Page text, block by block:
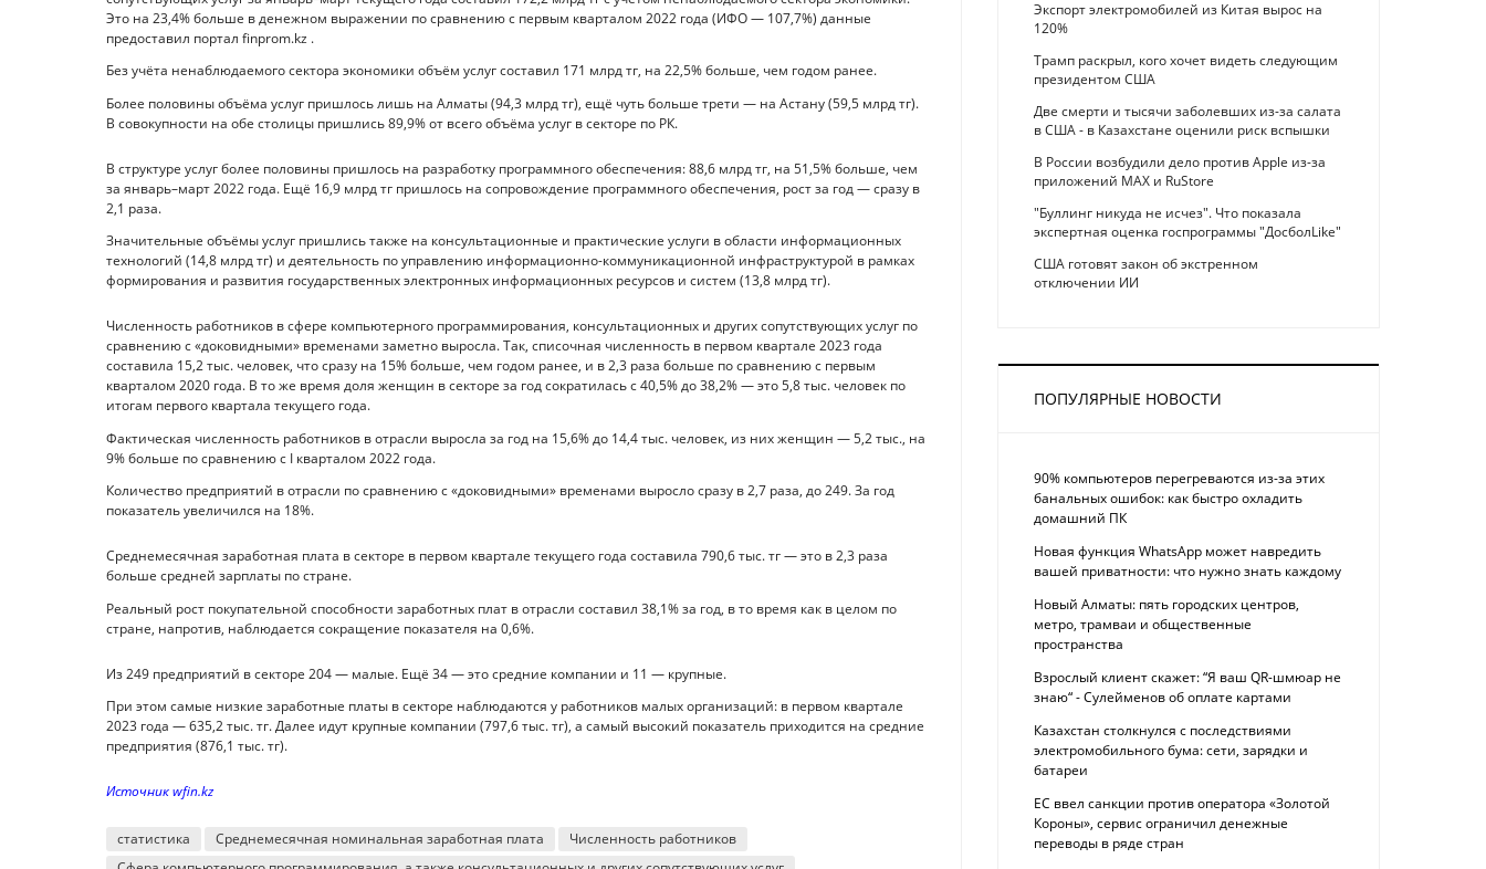
Это на 23,4% больше в денежном выражении по сравнению с первым кварталом 2022 года (ИФО — 107,7%) данные
предоставил портал finprom.kz .
Без учёта ненаблюдаемого сектора экономики объём услуг составил 171 млрд тг, на 22,5% больше, чем годом ранее.
Более половины объёма услуг пришлось лишь на Алматы (94,3 млрд тг), ещё чуть больше трети — на Астану (59,5 млрд тг).
В совокупности на обе столицы пришлись 89,9% от всего объёма услуг в секторе по РК.
В структуре услуг более половины пришлось на разработку программного обеспечения: 88,6 млрд тг, на 51,5% больше, чем
за январь–март 2022 года. Ещё 16,9 млрд тг пришлось на сопровождение программного обеспечения, рост за год — сразу в
2,1 раза.
Значительные объёмы услуг пришлись также на консультационные и практические услуги в области информационных
технологий (14,8 млрд тг) и деятельность по управлению информационно-коммуникационной инфраструктурой в рамках
формирования и развития государственных электронных информационных ресурсов и систем (13,8 млрд тг).
Численность работников в сфере компьютерного программирования, консультационных и других сопутствующих услуг по
сравнению с «доковидными» временами заметно выросла. Так, списочная численность в первом квартале 2023 года
составила 15,2 тыс. человек, что сразу на 15% больше, чем годом ранее, и в 2,3 раза больше по сравнению с первым
кварталом 2020 года. В то же время доля женщин в секторе за год сократилась с 40,5% до 38,2% — это 5,8 тыс. человек по
итогам первого квартала текущего года.
Фактическая численность работников в отрасли выросла за год на 15,6% до 14,4 тыс. человек, из них женщин — 5,2 тыс., на
9% больше по сравнению с I кварталом 2022 года.
Количество предприятий в отрасли по сравнению с «доковидными» временами выросло сразу в 2,7 раза, до 249. За год
показатель увеличился на 18%.
Среднемесячная заработная плата в секторе в первом квартале текущего года составила 790,6 тыс. тг — это в 2,3 раза
больше средней зарплаты по стране.
Реальный рост покупательной способности заработных плат в отрасли составил 38,1% за год, в то время как в целом по
стране, напротив, наблюдается сокращение показателя на 0,6%.
Из 249 предприятий в секторе 204 — малые. Ещё 34 — это средние компании и 11 — крупные.
При этом самые низкие заработные платы в секторе наблюдаются у работников малых организаций: в первом квартале
2023 года — 635,2 тыс. тг. Далее идут крупные компании (797,6 тыс. тг), а самый высокий показатель приходится на средние
предприятия (876,1 тыс. тг).
Источник wfin.kz
статистика Среднемесячная номинальная заработная плата
Численность работников
Экспорт электромобилей из Китая вырос на
120%
Трамп раскрыл, кого хочет видеть следующим
президентом США
Две смерти и тысячи заболевших из-за салата
в США - в Казахстане оценили риск вспышки
В России возбудили дело против Apple из-за
приложений MAX и RuStore
"Буллинг никуда не исчез". Что показала
экспертная оценка госпрограммы "ДосболLike"
США готовят закон об экстренном
отключении ИИ
ПОПУЛЯРНЫЕ НОВОСТИ
90% компьютеров перегреваются из-за этих
банальных ошибок: как быстро охладить
домашний ПК
Новая функция WhatsApp может навредить
вашей приватности: что нужно знать каждому
Новый Алматы: пять городских центров,
метро, трамваи и общественные
пространства
Взрослый клиент скажет: “Я ваш QR-шмюар не
знаю“ - Сулейменов об оплате картами
Казахстан столкнулся с последствиями
электромобильного бума: сети, зарядки и
батареи
ЕС ввел санкции против оператора «Золотой
Короны», сервис ограничил денежные
переводы в ряде стран